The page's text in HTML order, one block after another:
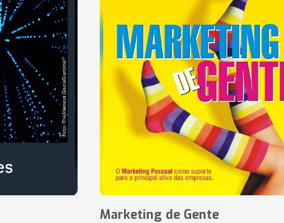
Marketing de Gente